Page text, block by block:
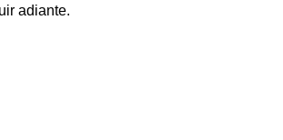
adiante.